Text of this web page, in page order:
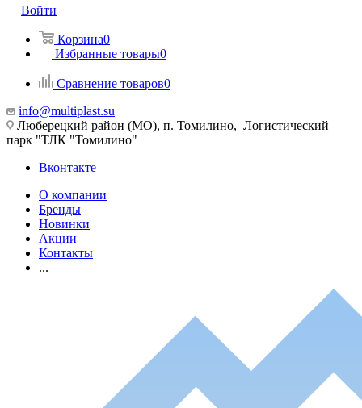
Войти
Корзина0
Избранные товары0
Сравнение товаров0
info@multiplast.su
Люберецкий район (МО), п. Томилино, Логистический
парк "ТЛК "Томилино"
Вконтакте
О компании
Бренды
Новинки
Акции
Контакты
...